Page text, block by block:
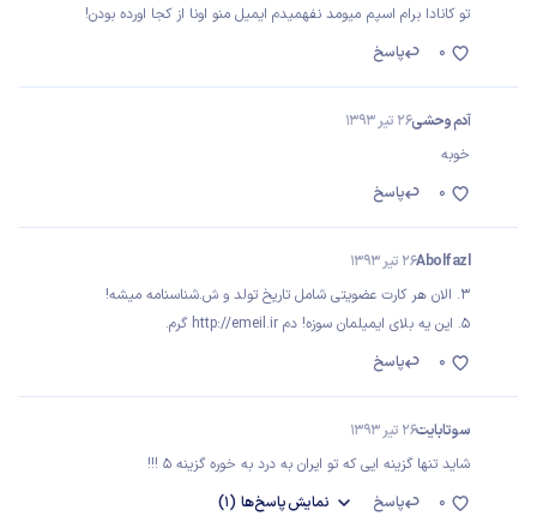
تو کانادا برام اسپم میومد نفهمیدم ایمیل منو اونا از کجا اورده بودن!
پاسخ
0
آدم وحشی26 تیر 1393
خوبه
پاسخ
0
Abolfazl26 تیر 1393
3. الان هر کارت عضویتی شامل تاریخ تولد و ش.شناسنامه میشه!
5. این یه بلای ایمیلمان سوزه! دم http://emeil.ir گرم.
پاسخ
0
سوتابایت26 تیر 1393
شاید تنها گزینه ایی که تو ایران به درد به خوره گزینه 5 !!!
پاسخ
نمایشپاسخ‌ها (1) 0